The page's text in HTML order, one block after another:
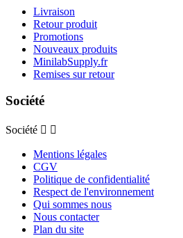
Livraison
Retour produit
Promotions
Nouveaux produits
MinilabSupply.fr
Remises sur retour
Société
Société  
Mentions légales
CGV
Politique de confidentialité
Respect de l'environnement
Qui sommes nous
Nous contacter
Plan du site